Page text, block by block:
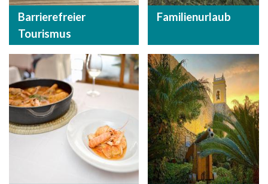
Barrierefreier
Tourismus
Familienurlaub